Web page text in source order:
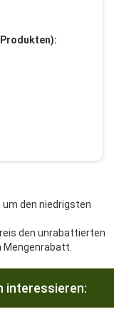
den niedrigsten
den unrabattierten
Mengenrabatt.
interessieren: